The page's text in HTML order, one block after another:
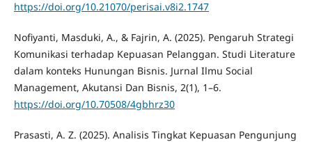
https://doi.org/10.21070/perisai.v8i2.1747
Nofiyanti, Masduki, A., & Fajrin, A. (2025). Pengaruh Strategi
Komunikasi terhadap Kepuasan Pelanggan. Studi Literature
dalam konteks Hunungan Bisnis. Jurnal Ilmu Social
Management, Akutansi Dan Bisnis, 2(1), 1–6.
https://doi.org/10.70508/4gbhrz30
Prasasti, A. Z. (2025). Analisis Tingkat Kepuasan Pengunjung